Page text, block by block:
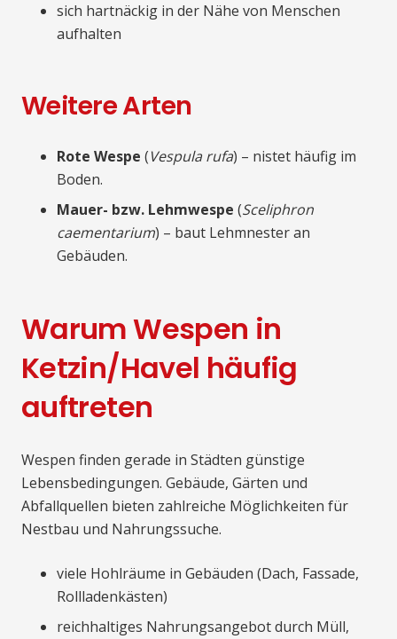
sich hartnäckig in der Nähe von Menschen
aufhalten
Weitere Arten
Rote Wespe (Vespula rufa) – nistet häufig im
Boden.
Mauer- bzw. Lehmwespe (Sceliphron
caementarium) – baut Lehmnester an
Gebäuden.
Warum Wespen in
Ketzin/Havel häufig
auftreten
Wespen finden gerade in Städten günstige
Lebensbedingungen. Gebäude, Gärten und
Abfallquellen bieten zahlreiche Möglichkeiten für
Nestbau und Nahrungssuche.
viele Hohlräume in Gebäuden (Dach, Fassade,
Rollladenkästen)
reichhaltiges Nahrungsangebot durch Müll,